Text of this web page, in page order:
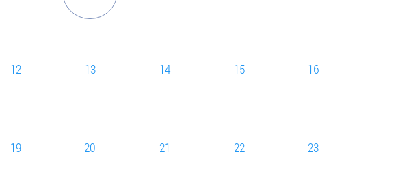
12 13 14 15 16
19 20 21 22 23